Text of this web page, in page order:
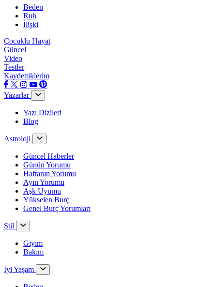
Beden
Ruh
İlişki
Çocuklu Hayat
Güncel
Video
Testler
Kaydettiklerim
Yazarlar
Yazı Dizileri
Blog
Astroloji
Güncel Haberler
Günün Yorumu
Haftanın Yorumu
Ayın Yorumu
Aşk Uyumu
Yükselen Burç
Genel Burç Yorumları
Stil
Giyim
Bakım
İyi Yaşam